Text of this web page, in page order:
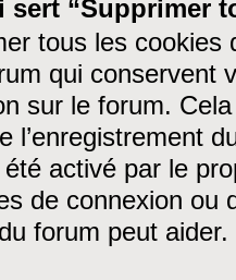
sert “Supprimer
tous les cookies
qui conservent
sur le forum.
l’enregistrement
activé par le
de connexion ou
forum peut aider.